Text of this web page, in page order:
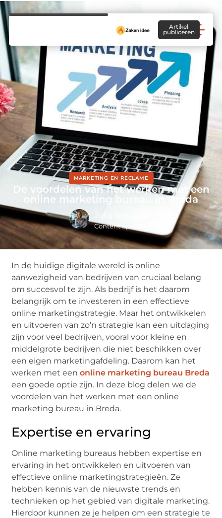
Artikel
publiceren
MARKETING EN RECLAME
De voordelen van het werken met een
online marketing bureau in Breda
Julia de Graaf
Content Specialist
In de huidige digitale wereld is online
aanwezigheid van bedrijven van cruciaal belang
om succesvol te zijn. Als bedrijf is het daarom
belangrijk om te investeren in een effectieve
online marketingstrategie. Maar het ontwikkelen
en uitvoeren van zo’n strategie kan een uitdaging
zijn voor veel bedrijven, vooral voor kleine en
middelgrote bedrijven die niet beschikken over
een eigen marketingafdeling. Daarom kan het
werken met eenonline marketing bureau Breda
een goede optie zijn. In deze blog delen we de
voordelen van het werken met een online
marketing bureau in Breda.
Expertise en ervaring
Online marketing bureaus hebben expertise en
ervaring in het ontwikkelen en uitvoeren van
effectieve online marketingstrategieën. Ze
hebben kennis van de nieuwste trends en
technieken op het gebied van digitale marketing.
Hierdoor kunnen ze je helpen om een ​​strategie te